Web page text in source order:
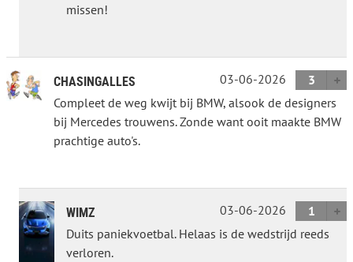
missen!
CHASINGALLES 03-06-2026
3
Compleet de weg kwijt bij BMW, alsook de designers
bij Mercedes trouwens. Zonde want ooit maakte BMW
prachtige auto's.
WIMZ 03-06-2026
1
Duits paniekvoetbal. Helaas is de wedstrijd reeds
verloren.